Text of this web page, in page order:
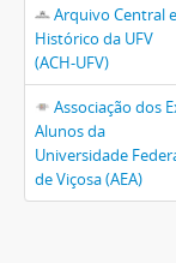
Arquivo Central e
Histórico da UFV
(ACH-UFV)
Associação dos
Alunos da
Universidade
de Viçosa (AEA)